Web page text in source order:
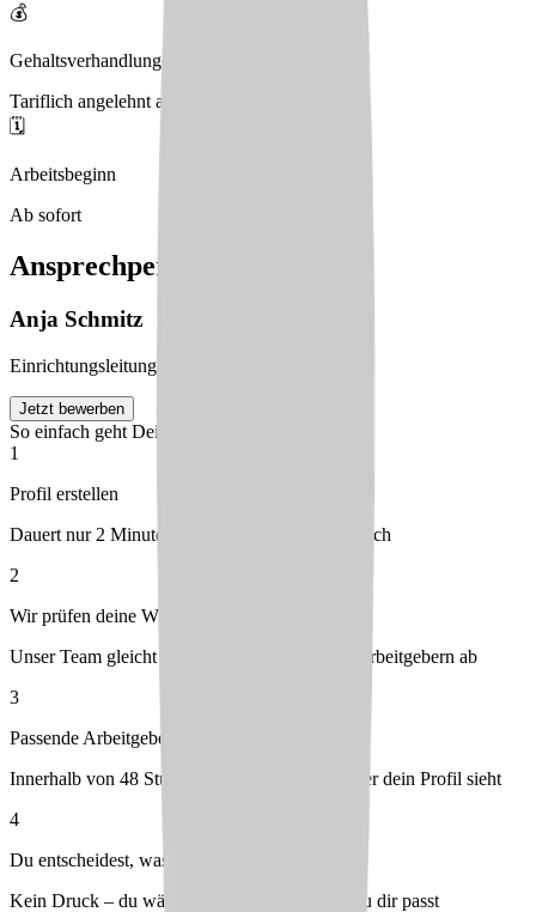
💰
Gehaltsverhandlungen
Tariflich angelehnt an BAT-KF
🗓️
Arbeitsbeginn
Ab sofort
Ansprechperson
Anja Schmitz
Einrichtungsleitung
Jetzt bewerben
So einfach geht Deine Bewerbung
1
Profil erstellen
Dauert nur 2 Minuten – kostenlos & unverbindlich
2
Wir prüfen deine Wünsche
Unser Team gleicht dein Profil mit passenden Arbeitgebern ab
3
Passende Arbeitgeber melden sich bei dir
Innerhalb von 48 Stunden – du entscheidest, wer dein Profil sieht
4
Du entscheidest, was passt
Kein Druck – du wählst den Arbeitgeber, der zu dir passt